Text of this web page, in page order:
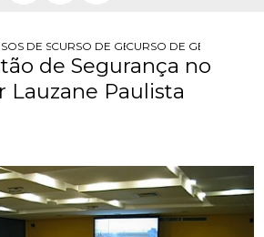
DE SEGURANCA NO TRANSITO
CURSO DE GESTAO DE SEGURANCA
CURSO DE GESTAO DE
de Segurança no
Lauzane Paulista